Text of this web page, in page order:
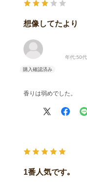
想像してたより
年代:50代
香りは弱めでした。
1番人気です｡